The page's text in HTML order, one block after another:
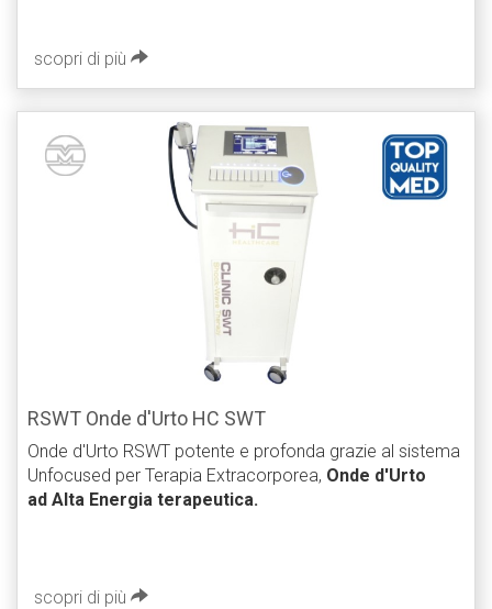
scopri di più
RSWT Onde d'Urto HC SWT
Onde d'Urto RSWT potente e profonda grazie al sistema
Unfocused per Terapia Extracorporea, Onde d'Urto
ad Alta Energia terapeutica.
scopri di più